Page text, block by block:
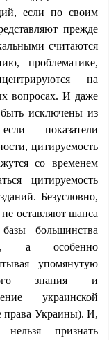
если по своим
прежде
считаются
проблематике,
на
вопросах. И даже
исключены из
показатели
цитируемость
со временем
цитируемость
Безусловно,
оставляют шанса
большинства
а особенно
упомянутую
знания и
украинской
права Украины). И,
признать